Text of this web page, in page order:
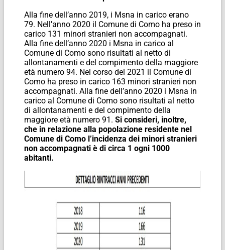
Alla fine dell’anno 2019, i Msna in carico erano
79. Nell’anno 2020 il Comune di Como ha preso in
carico 131 minori stranieri non accompagnati.
Alla fine dell’anno 2020 i Msna in carico al
Comune di Como sono risultati al netto di
allontanamenti e del compimento della maggiore
età numero 94. Nel corso del 2021 il Comune di
Como ha preso in carico 163 minori stranieri non
accompagnati. Alla fine dell’anno 2020 i Msna in
carico al Comune di Como sono risultati al netto
di allontanamenti e del compimento della
maggiore età numero 91. Si consideri, inoltre,
che in relazione alla popolazione residente nel
Comune di Como l’incidenza dei minori stranieri
non accompagnati è di circa 1 ogni 1000
abitanti.